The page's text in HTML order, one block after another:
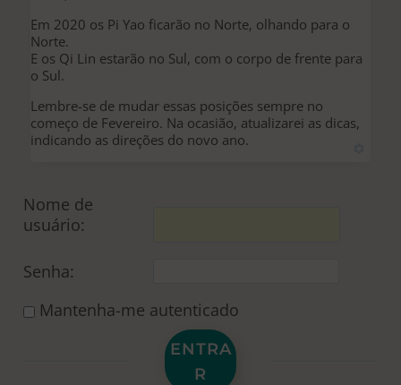
Em 2020 os Pi Yao ficarão no Norte, olhando para o
Norte.
E os Qi Lin estarão no Sul, com o corpo de frente para
o Sul.
Lembre-se de mudar essas posições sempre no
começo de Fevereiro. Na ocasião, atualizarei as dicas,
indicando as direções do novo ano.
Nome de
usuário:
Senha:
Mantenha-me autenticado
ENTRA
R